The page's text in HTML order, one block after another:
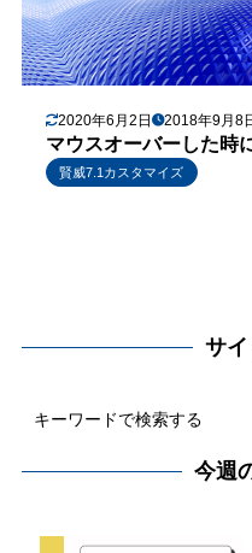
2020年6月2日 2018年9月8
マウスオーバーした時
賢威7.1カスタマイズ
サ
今週